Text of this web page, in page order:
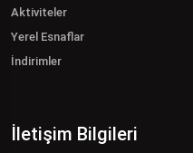
Aktiviteler
Yerel Esnaflar
İndirimler
İletişim Bilgileri